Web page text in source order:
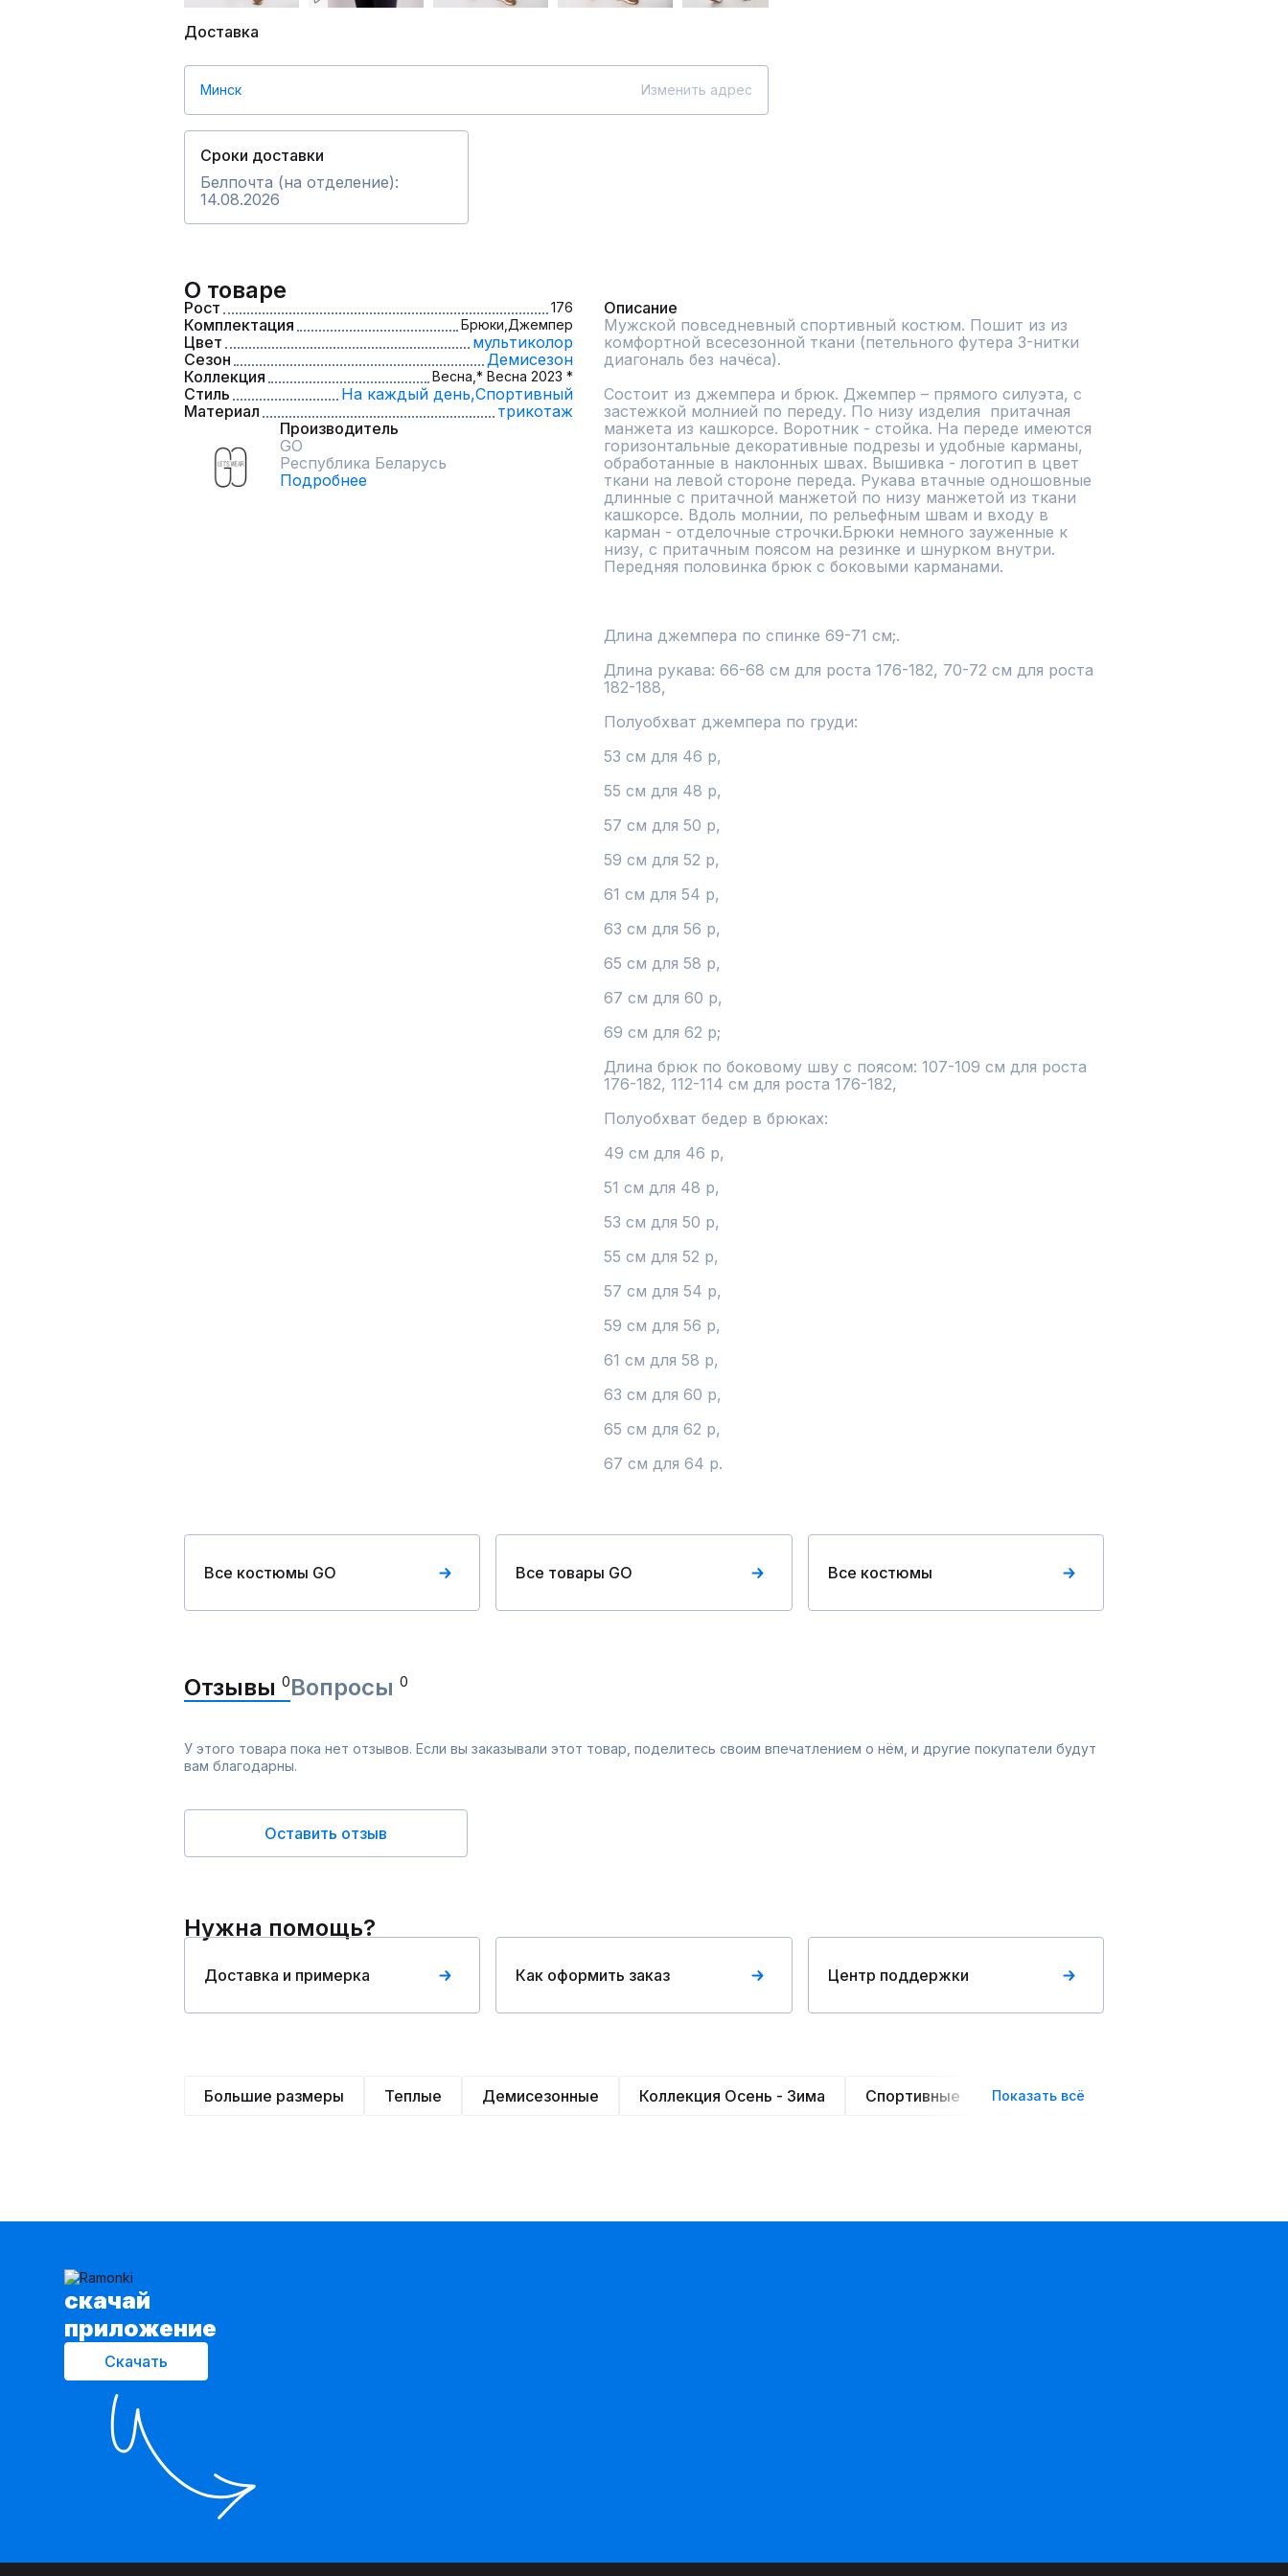
Доставка
Минск Изменить адрес
Сроки доставки
Белпочта (на отделение):
14.08.2026
О товаре
Рост 176
Комплектация Брюки, Джемпер
Цвет
мультиколор
Сезон
Демисезон
Коллекция
Весна, * Весна 2023 *
Стиль На каждый день,Спортивный
Материал
трикотаж
Производитель
GO
Республика Беларусь
Подробнее
Описание
Мужской повседневный спортивный костюм. Пошит из из
комфортной всесезонной ткани (петельного футера 3-нитки
диагональ без начёса).
Состоит из джемпера и брюк. Джемпер – прямого силуэта, с
застежкой молнией по переду. По низу изделия  притачная
манжета из кашкорсе. Воротник - стойка. На переде имеются
горизонтальные декоративные подрезы и удобные карманы,
обработанные в наклонных швах. Вышивка - логотип в цвет
ткани на левой стороне переда. Рукава втачные одношовные
длинные с притачной манжетой по низу манжетой из ткани
кашкорсе. Вдоль молнии, по рельефным швам и входу в
карман - отделочные строчки.Брюки немного зауженные к
низу, с притачным поясом на резинке и шнурком внутри.
Передняя половинка брюк с боковыми карманами.
Длина джемпера по спинке 69-71 см;.
Длина рукава: 66-68 см для роста 176-182, 70-72 см для роста
182-188,
Полуобхват джемпера по груди:
53 см для 46 р,
55 см для 48 р,
57 см для 50 р,
59 см для 52 р,
61 см для 54 р,
63 см для 56 р,
65 см для 58 р,
67 см для 60 р,
69 см для 62 р;
Длина брюк по боковому шву с поясом: 107-109 см для роста
176-182, 112-114 см для роста 176-182,
Полуобхват бедер в брюках:
49 см для 46 р,
51 см для 48 р,
53 см для 50 р,
55 см для 52 р,
57 см для 54 р,
59 см для 56 р,
61 см для 58 р,
63 см для 60 р,
65 см для 62 р,
67 см для 64 р.
Все костюмы GO Все товары GO Все костюмы
Отзывы 0Вопросы 0
У этого товара пока нет отзывов. Если вы заказывали этот товар, поделитесь своим впечатлением о нём, и другие покупатели будут
вам благодарны.
Оставить отзыв
Нужна помощь?
Доставка и примерка Как оформить заказ Центр поддержки
Большие размеры Теплые Демисезонные Коллекция Осень - Зима Спортивные Повседневные
Показать всё
cкачай
приложение
Скачать